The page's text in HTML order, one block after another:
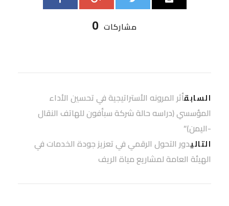
0 مشاركات
السابقأثر المرونه الأستراتيجية في تحسين الأداء
المؤسسي (دراسه حالة شركة سبأفون للهاتف النقال
-اليمن)”
التاليدور التحول الرقمي في تعزيز جودة الخدمات في
الهيئة العامة لمشاريع مياة الريف